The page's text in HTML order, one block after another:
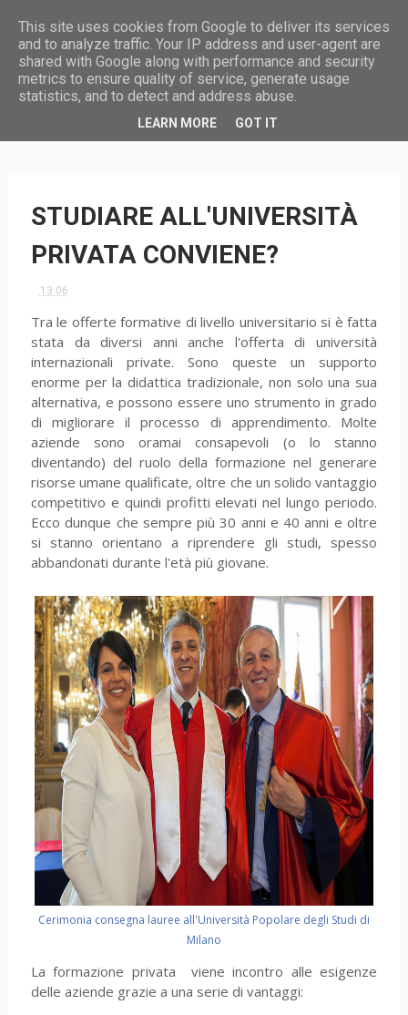
HOME
STUDIARE ALL'UNIVERSITÀ
PRIVATA CONVIENE?
13:06
Tra le offerte formative di livello universitario si è fatta
stata da diversi anni anche l'offerta di università
internazionali private. Sono queste un supporto
enorme per la didattica tradizionale, non solo una sua
alternativa, e possono essere uno strumento in grado
di migliorare il processo di apprendimento. Molte
aziende sono oramai consapevoli (o lo stanno
diventando) del ruolo della formazione nel generare
risorse umane qualificate, oltre che un solido vantaggio
competitivo e quindi profitti elevati nel lungo periodo.
Ecco dunque che sempre più 30 anni e 40 anni e oltre
si stanno orientano a riprendere gli studi, spesso
abbandonati durante l'età più giovane.
Cerimonia consegna lauree all'Università Popolare degli Studi di
Milano
La formazione privata viene incontro alle esigenze
delle aziende grazie a una serie di vantaggi:
This site uses cookies from Google to deliver its services
and to analyze traffic. Your IP address and user-agent are
shared with Google along with performance and security
metrics to ensure quality of service, generate usage
statistics, and to detect and address abuse.
LEARN MORE GOT IT